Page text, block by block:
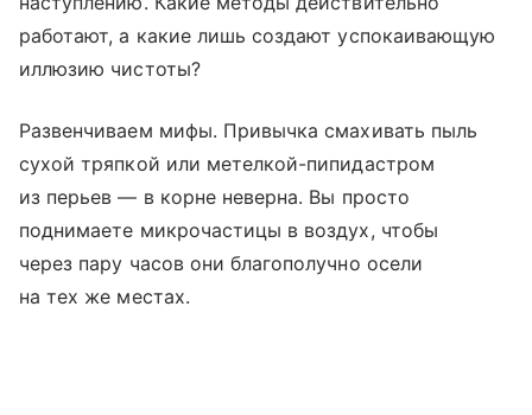
работают, а какие лишь создают успокаивающую
иллюзию чистоты?
Развенчиваем мифы. Привычка смахивать пыль
сухой тряпкой или метелкой-пипидастром
из перьев — в корне неверна. Вы просто
поднимаете микрочастицы в воздух, чтобы
через пару часов они благополучно осели
на тех же местах.